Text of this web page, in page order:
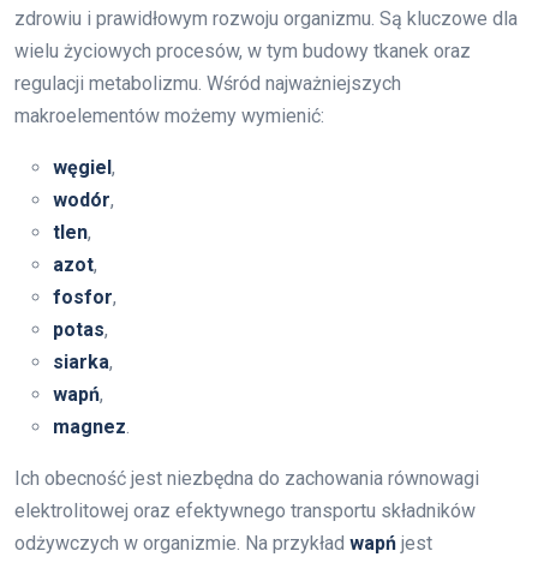
zdrowiu i prawidłowym rozwoju organizmu. Są kluczowe dla
wielu życiowych procesów, w tym budowy tkanek oraz
regulacji metabolizmu. Wśród najważniejszych
makroelementów możemy wymienić:
węgiel ,
wodór,
tlen,
azot,
fosfor,
potas,
siarka,
wapń,
magnez.
Ich obecność jest niezbędna do zachowania równowagi
elektrolitowej oraz efektywnego transportu składników
odżywczych w organizmie. Na przykład wapń jest